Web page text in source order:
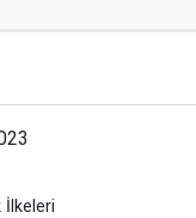
İlkeleri